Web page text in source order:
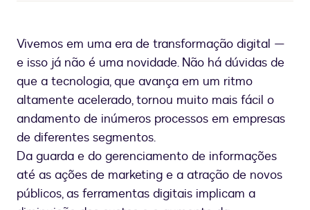
Vivemos em uma era de transformação digital —
e isso já não é uma novidade. Não há dúvidas de
que a tecnologia, que avança em um ritmo
altamente acelerado, tornou muito mais fácil o
andamento de inúmeros processos em empresas
de diferentes segmentos.
Da guarda e do gerenciamento de informações
até as ações de marketing e a atração de novos
públicos, as ferramentas digitais implicam a